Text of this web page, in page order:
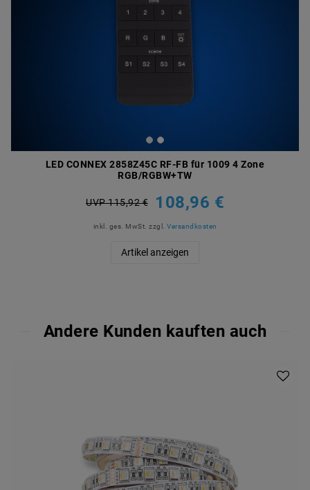
LED CONNEX 2858Z45C RF-FB für 1009 4 Zone
RGB/RGBW+TW
UVP 115,92 € 108,96 €
inkl. ges. MwSt. zzgl. Versandkosten
Artikel anzeigen
Andere Kunden kauften auch